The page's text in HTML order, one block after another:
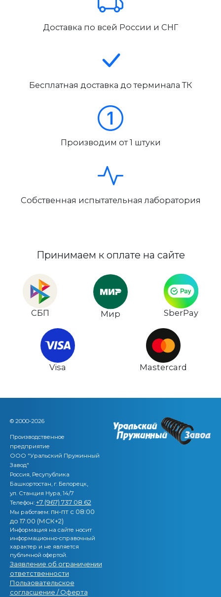
Доставка по всей России и СНГ
Бесплатная доставка до терминала ТК
Производим от 1 штуки
Собственная испытательная лаборатория
Принимаем к оплате на сайте
СБП Мир SberPay
Visa Mastercard
© 2000-2026
Производственное
предприятие
ООО "Уральский Пружинный
Завод"
Россия, Ресупублика
Башкортостан, г. Белорецк,
ул. Станция Нура, 14/7
Телефон: +7 (967) 737 08 62
Мы работаем: пн-пт с 08:00
до 17:00 (МСК+2)
Информация на сайте носит
информационно-справочный
характер и не является
публичной офертой.
Заявление об ограничении
ответственности
Пользовательское
согласшение / Оферта